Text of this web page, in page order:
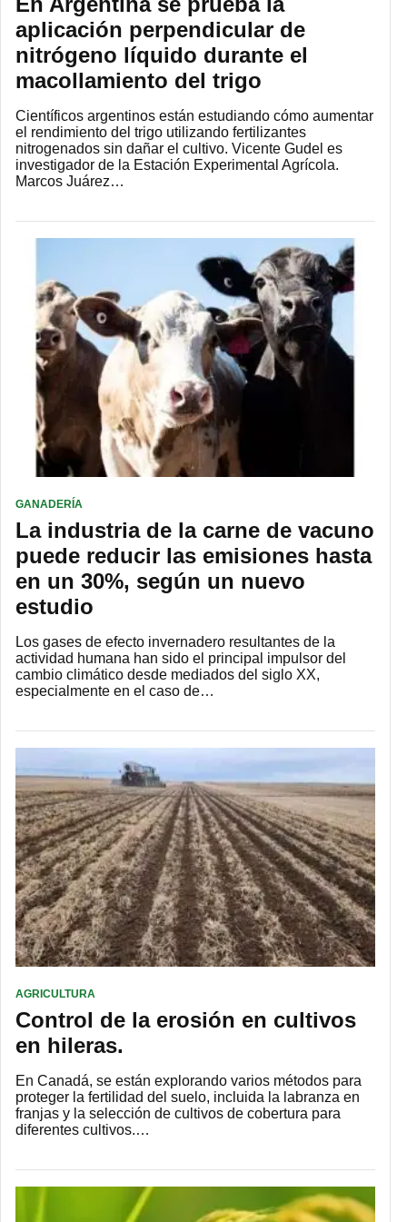
aplicación perpendicular de
nitrógeno líquido durante el
macollamiento del trigo
Científicos argentinos están estudiando cómo aumentar
el rendimiento del trigo utilizando fertilizantes
nitrogenados sin dañar el cultivo. Vicente Gudel es
investigador de la Estación Experimental Agrícola.
Marcos Juárez…
GANADERÍA
La industria de la carne de vacuno
puede reducir las emisiones hasta
en un 30%, según un nuevo
estudio
Los gases de efecto invernadero resultantes de la
actividad humana han sido el principal impulsor del
cambio climático desde mediados del siglo XX,
especialmente en el caso de…
AGRICULTURA
Control de la erosión en cultivos
en hileras.
En Canadá, se están explorando varios métodos para
proteger la fertilidad del suelo, incluida la labranza en
franjas y la selección de cultivos de cobertura para
diferentes cultivos.…